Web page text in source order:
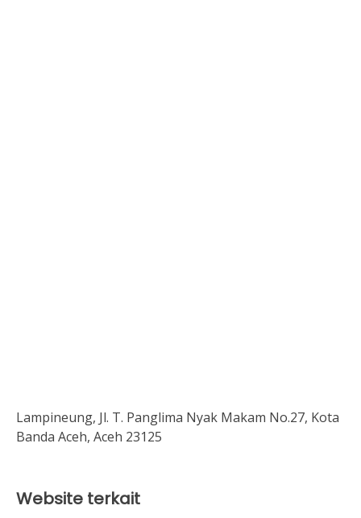
Lampineung, Jl. T. Panglima Nyak Makam No.27, Kota
Banda Aceh, Aceh 23125
Website terkait